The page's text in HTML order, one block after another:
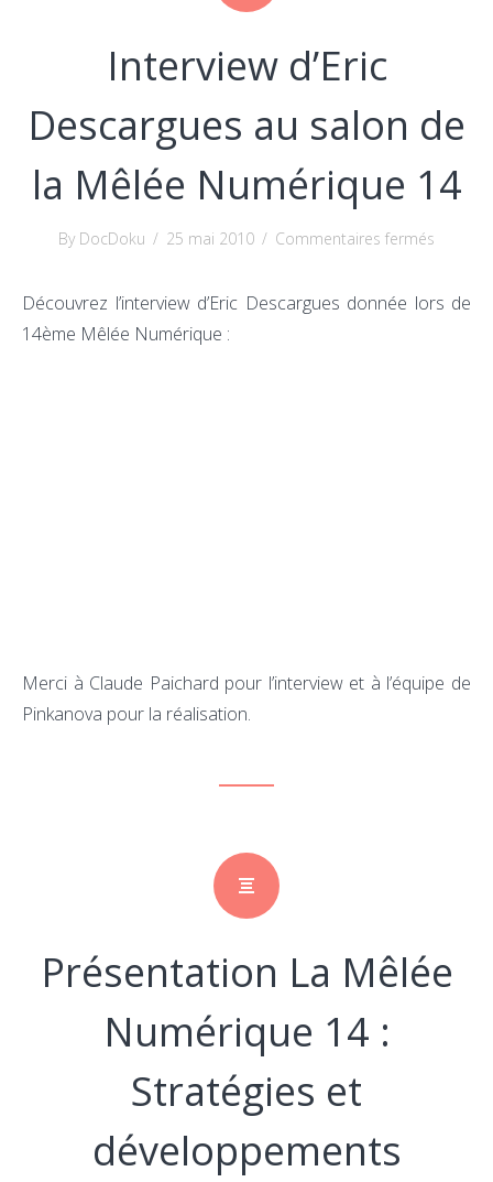
Interview d’Eric
Descargues au salon de
la Mêlée Numérique 14
By DocDoku / 25 mai 2010 / Commentaires fermés
d’Eric
Découvrez l’interview d’Eric Descargues donnée lors de
14ème Mêlée Numérique :
Merci à Claude Paichard pour l’interview et à l’équipe de
Pinkanova pour la réalisation.
Présentation La Mêlée
Numérique 14 :
Stratégies et
développements